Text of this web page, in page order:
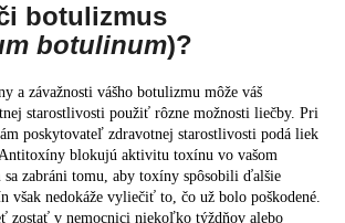
botulizmus
botulinum)?
a závažnosti vášho botulizmu môže váš
starostlivosti použiť rôzne možnosti liečby. Pri
poskytovateľ zdravotnej starostlivosti podá liek
blokujú aktivitu toxínu vo vašom
zabráni tomu, aby toxíny spôsobili ďalšie
však nedokáže vyliečiť to, čo už bolo poškodené.
zostať v nemocnici niekoľko týždňov alebo